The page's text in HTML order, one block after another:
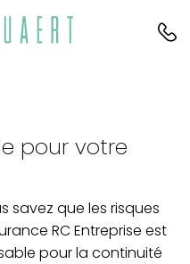
pour votre
savez que les risques
RC Entreprise est
pour la continuité